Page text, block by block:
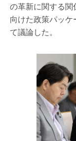
の革新に関する
向けた政策パッ
て議論した。